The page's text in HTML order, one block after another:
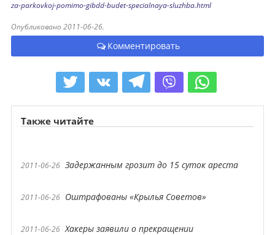
za-parkovkoj-pomimo-gibdd-budet-specialnaya-sluzhba.html
Опубликовано 2011-06-26.
Комментировать
Также читайте
2011-06-26 Задержанным грозит до 15 суток ареста
2011-06-26 Оштрафованы «Крылья Советов»
2011-06-26 Хакеры заявили о прекращении